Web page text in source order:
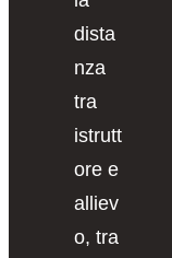
dista
nza
tra
istrutt
ore e
alliev
o, tra